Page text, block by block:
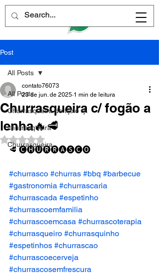
Post
All Posts
Churrasqueira de tijolo rj
churrasqueira
Churrasqueira
All Posts
Churrasqueira c/ fogão a
lenha🔥🥩
contato76073
23 de jun. de 2025 1 min de leitura
Avaliado com NaN de 5 estrelas.
🥩 🅒🅗🅤🅡🅡🅐🅢🅒🅞
#churrasco #churras #bbq #barbecue
#gastronomia #churrascaria
#churrascada #espetinho
#churrascoemfamilia
#churrascoemcasa #churrascoterapia
#churrasqueiro #churrasquinho
#espetinhos #churrascao
#churrascoecerveja
#churrascosemfrescura